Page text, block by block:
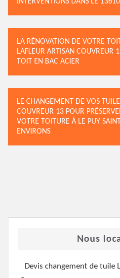
LA RÉNOVATION DE VOTRE
LAFLEUR ARTISAN COUVREUR
TOIT EN BAC ACIER
LE CHANGEMENT DE VOS
COUVREUR 13 POUR
VOTRE TOITURE À LE PUY
ENVIRONS
Nous
Devis changement de tuile